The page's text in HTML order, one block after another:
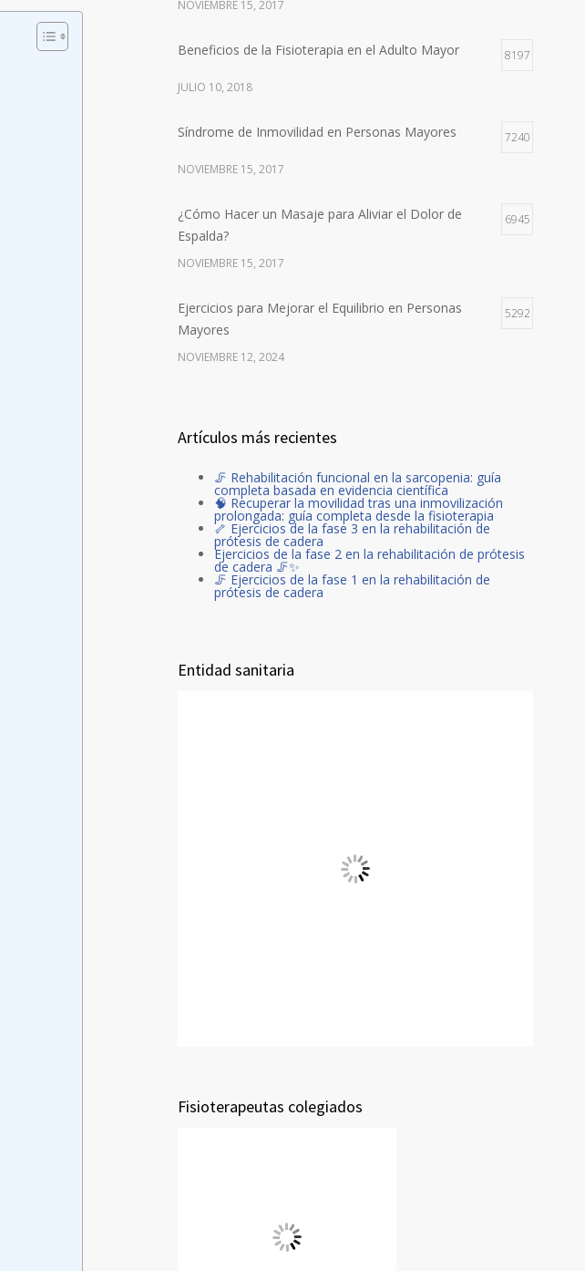
NOVIEMBRE 15, 2017
Beneficios de la Fisioterapia en el Adulto Mayor 8197
JULIO 10, 2018
Síndrome de Inmovilidad en Personas Mayores 7240
NOVIEMBRE 15, 2017
¿Cómo Hacer un Masaje para Aliviar el Dolor de
Espalda?
6945
NOVIEMBRE 15, 2017
Ejercicios para Mejorar el Equilibrio en Personas
Mayores
5292
NOVIEMBRE 12, 2024
Artículos más recientes
🦵 Rehabilitación funcional en la sarcopenia: guía
completa basada en evidencia científica
🧠 Recuperar la movilidad tras una inmovilización
prolongada: guía completa desde la fisioterapia
🦴 Ejercicios de la fase 3 en la rehabilitación de
prótesis de cadera
Ejercicios de la fase 2 en la rehabilitación de prótesis
de cadera 🦵✨
🦵 Ejercicios de la fase 1 en la rehabilitación de
prótesis de cadera
Entidad sanitaria
Fisioterapeutas colegiados